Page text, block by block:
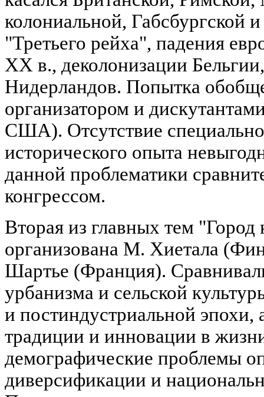
колониальной, Габсбургской
"Третьего рейха", падения
XX в., деколонизации
Нидерландов. Попытка
организатором и
США). Отсутствие
исторического опыта
данной проблематики
конгрессом.
Вторая из главных тем "Город
организована М. Хиетала
Шартье (Франция).
урбанизма и сельской
и постиндустриальной эпохи,
традиции и инновации в
демографические проблемы
диверсификации и